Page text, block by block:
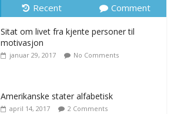
Recent Comment
Sitat om livet fra kjente personer til
motivasjon
januar 29, 2017 No Comments
Amerikanske stater alfabetisk
april 14, 2017 2 Comments